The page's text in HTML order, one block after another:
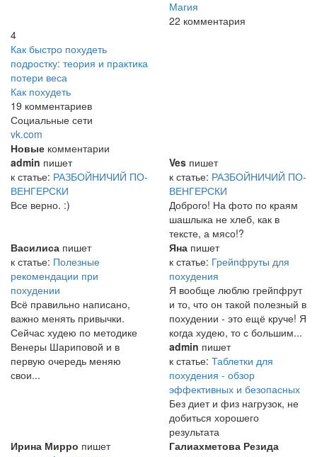
Магия
22 комментария
4
Как быстро похудеть
подростку: теория и практика
потери веса
Как похудеть
19 комментариев
Социальные сети
vk.com
Новые комментарии
admin пишет
к статье: РАЗБОЙНИЧИЙ ПО-
ВЕНГЕРСКИ
Все верно. :)
Ves пишет
к статье: РАЗБОЙНИЧИЙ ПО-
ВЕНГЕРСКИ
Доброго! На фото по краям
шашлыка не хлеб, как в
тексте, а мясо!?
Василиса пишет
к статье: Полезные
рекомендации при
похудении
Всё правильно написано,
важно менять привычки.
Сейчас худею по методике
Венеры Шариповой и в
первую очередь меняю
свои...
Яна пишет
к статье: Грейпфруты для
похудения
Я вообще люблю грейпфрут
и то, что он такой полезный в
похудении - это ещё круче! Я
когда худею, то с большим...
admin пишет
к статье: Таблетки для
похудения - обзор
эффективных и безопасных
Без диет и физ нагрузок, не
добиться хорошего
результата
Ирина Мирро пишет
Галиахметова Резида